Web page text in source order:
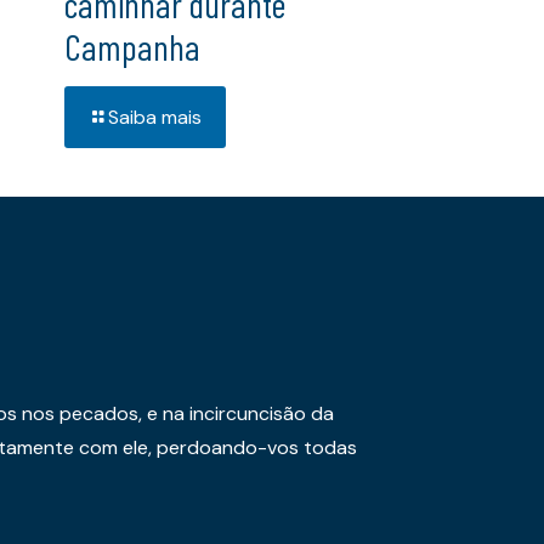
Campanha
Saiba mais
nos pecados, e na incircuncisão da
com ele, perdoando-vos todas